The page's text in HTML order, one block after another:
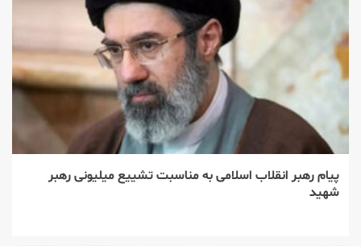
پیام رهبر انقلاب اسلامی به مناسبت تشییع میلیونی رهبر
شهید